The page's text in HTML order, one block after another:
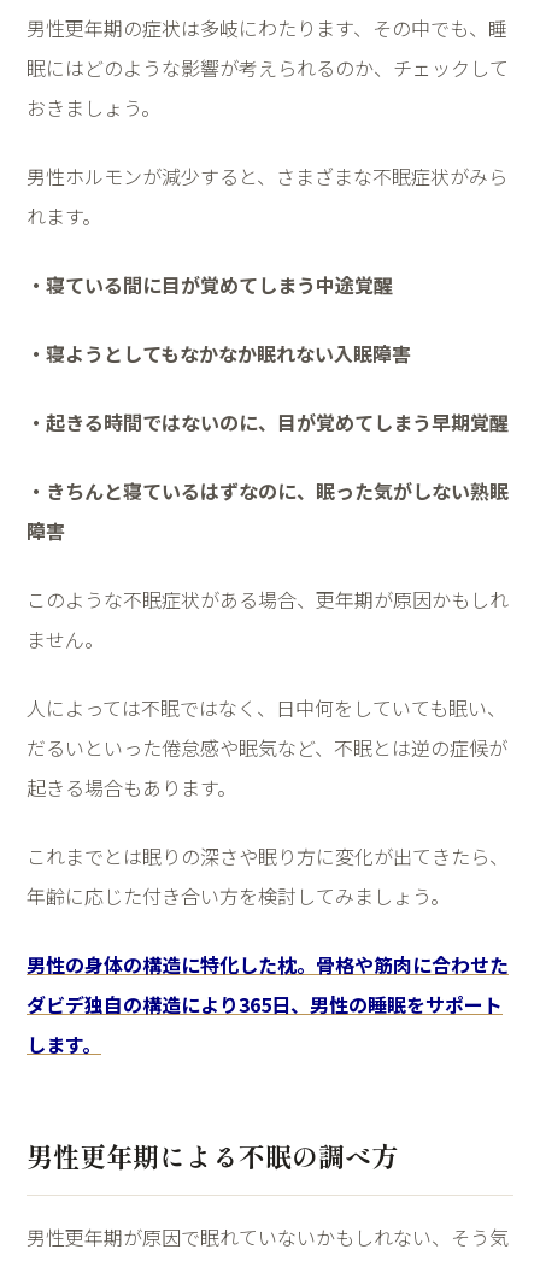
男性更年期の症状は多岐にわたります、その中でも、睡
眠にはどのような影響が考えられるのか、チェックして
おきましょう。
男性ホルモンが減少すると、さまざまな不眠症状がみら
れます。
・寝ている間に目が覚めてしまう中途覚醒
・寝ようとしてもなかなか眠れない入眠障害
・起きる時間ではないのに、目が覚めてしまう早期覚醒
・きちんと寝ているはずなのに、眠った気がしない熟眠
障害
このような不眠症状がある場合、更年期が原因かもしれ
ません。
人によっては不眠ではなく、日中何をしていても眠い、
だるいといった倦怠感や眠気など、不眠とは逆の症候が
起きる場合もあります。
これまでとは眠りの深さや眠り方に変化が出てきたら、
年齢に応じた付き合い方を検討してみましょう。
男性の身体の構造に特化した枕。骨格や筋肉に合わせた
ダビデ独自の構造により365日、男性の睡眠をサポート
します。
男性更年期による不眠の調べ方
男性更年期が原因で眠れていないかもしれない、そう気